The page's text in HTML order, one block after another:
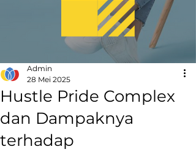
Hustle Pride Complex
dan Dampaknya
terhadap
Admin
28 Mei 2025